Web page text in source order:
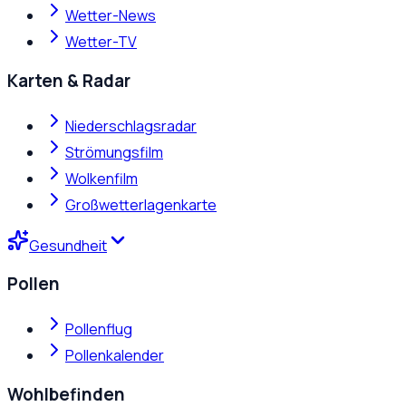
Wetter-News
Wetter-TV
Karten & Radar
Niederschlagsradar
Strömungsfilm
Wolkenfilm
Großwetterlagenkarte
Gesundheit
Pollen
Pollenflug
Pollenkalender
Wohlbefinden